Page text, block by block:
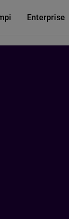
Enterprise